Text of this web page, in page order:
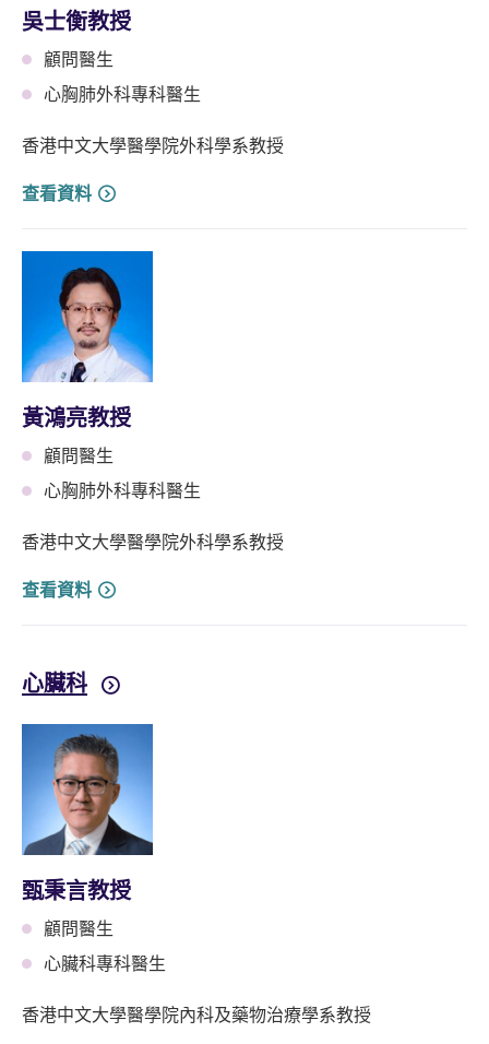
吳士衡教授
顧問醫生
心胸肺外科專科醫生
香港中文大學醫學院外科學系教授
查看資料
黃鴻亮教授
顧問醫生
心胸肺外科專科醫生
香港中文大學醫學院外科學系教授
查看資料
心臟科
甄秉言教授
顧問醫生
心臟科專科醫生
香港中文大學醫學院內科及藥物治療學系教授